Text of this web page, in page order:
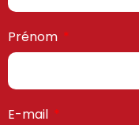
Prénom
E-mail